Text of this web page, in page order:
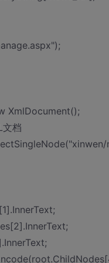
XmlDocument();
档